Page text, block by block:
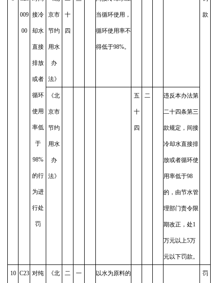
009
00
接冷
却水
直接
排放
或者
循环
使用
率低
于
98%
的行
为进
行处
罚
京市
节约
用水
办
法》
十
四
当循环使用，
循环使用率不
得低于98%。
款
《北
京市
节约
用水
办
法》
五
十
四
二 违反本办法第
二十四条第三
款规定，间接
冷却水直接排
放或者循环使
用率低于98
的，由节水管
理部门责令限
期改正，处1
万元以上5万
元以下罚款。
10 C23 对纯 《北 二 一 以水为原料的 罚